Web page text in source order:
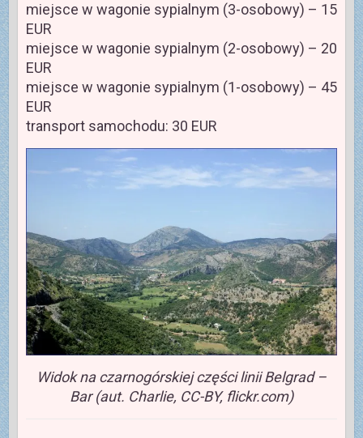
miejsce w wagonie sypialnym (3-osobowy) – 15
EUR
miejsce w wagonie sypialnym (2-osobowy) – 20
EUR
miejsce w wagonie sypialnym (1-osobowy) – 45
EUR
transport samochodu: 30 EUR
Widok na czarnogórskiej części linii Belgrad –
Bar (aut. Charlie, CC-BY, flickr.com)